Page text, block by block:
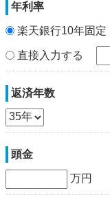
年利率
楽天銀行10年固定
直接入力する
返済年数
頭金
万円